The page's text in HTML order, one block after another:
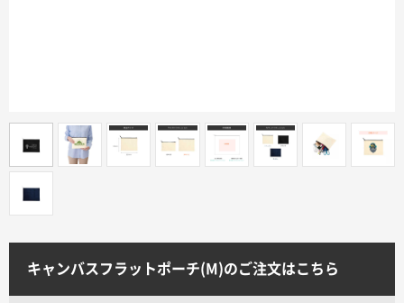
印刷色から探す
サイトメニュー
キャンバスフラットポーチ(M)のご注文はこちら